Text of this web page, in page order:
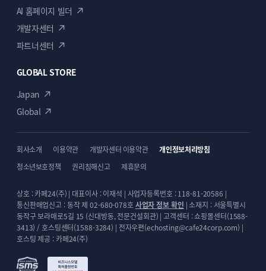
AI 홈페이지 빌더
개발자센터
파트너센터
GLOBAL STORE
Japan
Global
회사소개 이용약관 개발자센터 이용약관
개인정보처리방침
청소년보호정책
권리침해신고 제휴문의
상호 : 카페24(주) | 대표이사 : 이재석 | 사업자등록번호 : 118-81-20586 |
통신판매업신고 : 동작 제 02-680-078호사업자 정보 확인 | 소재지 : 서울특별시
동작구 보라매로5길 15 (신대방동, 전문건설회관) | 고객센터 : 쇼핑몰센터(1588-
3413) / 호스팅센터(1588-3284) | 전자우편(echosting@cafe24corp.com) |
호스팅 제공 : 카페24(주)